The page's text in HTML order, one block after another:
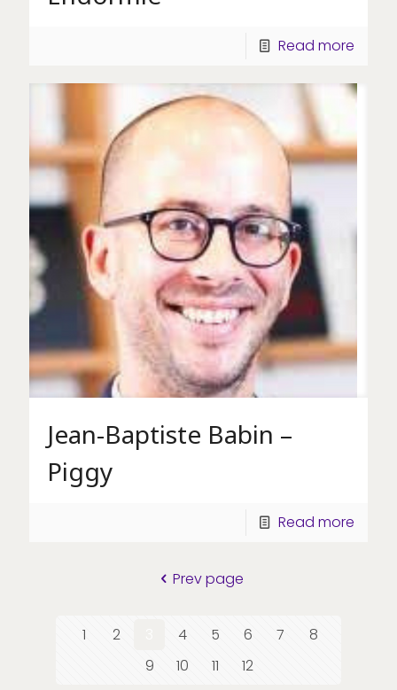
Read more
Jean-Baptiste Babin –
Piggy
Read more
Prev page
1 2 4 5 6 7
8
9
10 11 12